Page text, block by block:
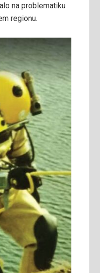
na problematiku
regionu.